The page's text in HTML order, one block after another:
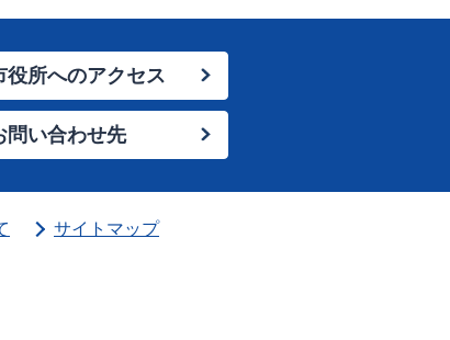
役所へのアクセス
問い合わせ先
サイトマップ